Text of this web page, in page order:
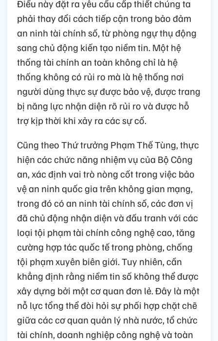
Điều này đặt ra yêu cầu cấp thiết chúng ta
phải thay đổi cách tiếp cận trong bảo đảm
an ninh tài chính số, từ phòng ngự thụ động
sang chủ động kiến tạo niềm tin. Một hệ
thống tài chính an toàn không chỉ là hệ
thống không có rủi ro mà là hệ thống nơi
người dùng thực sự được bảo vệ, được trang
bị năng lực nhận diện rõ rủi ro và được hỗ
trợ kịp thời khi xảy ra các sự cố.
Cũng theo Thứ trưởng Phạm Thế Tùng, thực
hiện các chức năng nhiệm vụ của Bộ Công
an, xác định vai trò nòng cốt trong việc bảo
vệ an ninh quốc gia trên không gian mạng,
trong đó có an ninh tài chính số, các đơn vị
đã chủ động nhận diện và đấu tranh với các
loại tội phạm tài chính công nghệ cao, tăng
cường hợp tác quốc tế trong phòng, chống
tội phạm xuyên biên giới. Tuy nhiên, cần
khẳng định rằng niềm tin số không thể được
xây dựng bởi một cơ quan đơn lẻ. Đây là một
nỗ lực tổng thể đòi hỏi sự phối hợp chặt chẽ
giữa các cơ quan quản lý nhà nước, tổ chức
tài chính, doanh nghiệp công nghệ và toàn